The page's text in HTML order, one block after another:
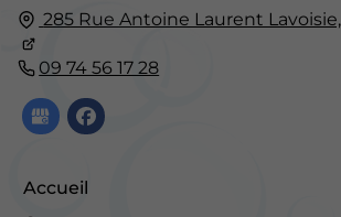
285 Rue Antoine Laurent Lavoisie,
09 74 56 17 28
Accueil